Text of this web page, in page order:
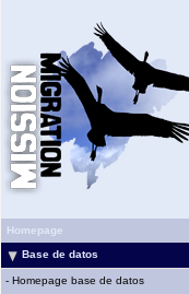
Homepage
Base de datos
- Homepage base de datos